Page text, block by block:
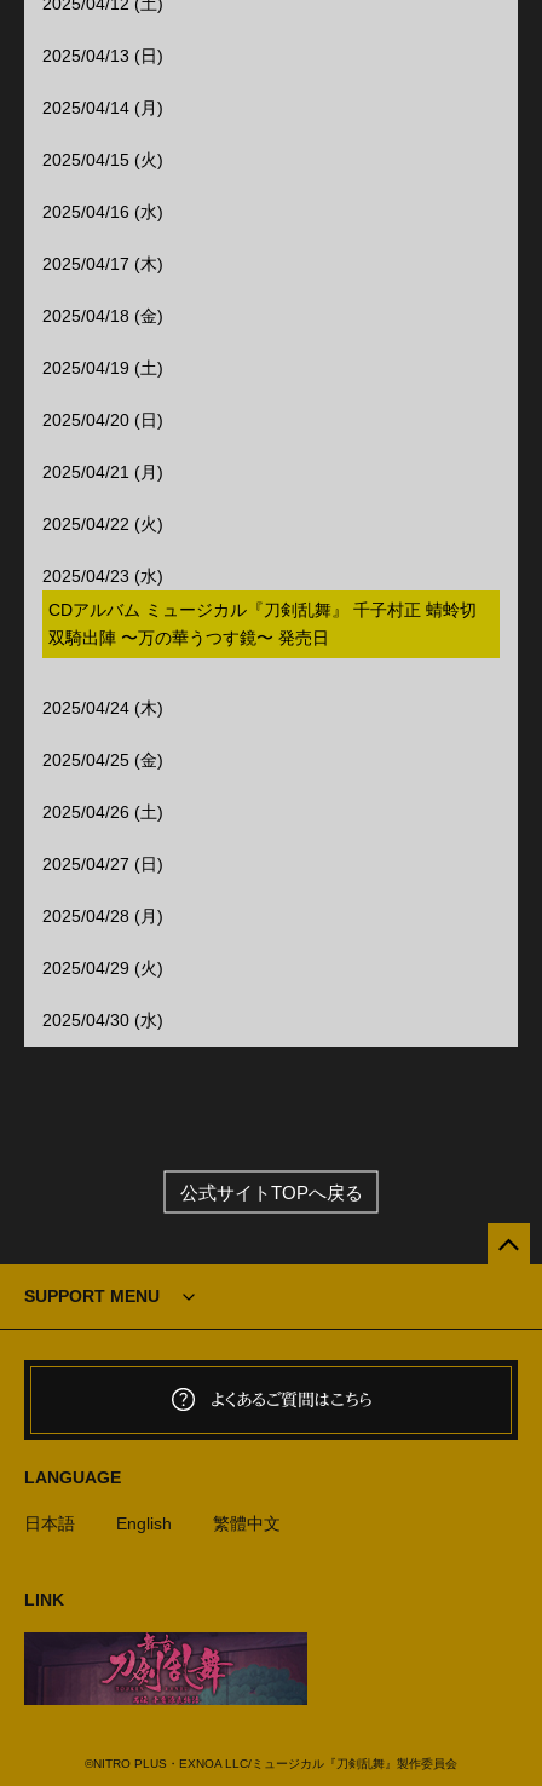
2025/04/13 (日)
2025/04/14 (月)
2025/04/15 (火)
2025/04/16 (水)
2025/04/17 (木)
2025/04/18 (金)
2025/04/19 (土)
2025/04/20 (日)
2025/04/21 (月)
2025/04/22 (火)
2025/04/23 (水)
CDアルバム ミュージカル『刀剣乱舞』 千子村正 蜻蛉切
双騎出陣 〜万の華うつす鏡〜 発売日
2025/04/24 (木)
2025/04/25 (金)
2025/04/26 (土)
2025/04/27 (日)
2025/04/28 (月)
2025/04/29 (火)
2025/04/30 (水)
公式サイトTOPへ戻る
SUPPORT MENU
よくあるご質問はこちら
LANGUAGE
日本語 English 繁體中文
LINK
©NITRO PLUS・EXNOA LLC/ミュージカル『刀剣乱舞』製作委員会